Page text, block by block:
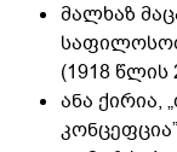
მალხაზ
(1918 წლის
ანა